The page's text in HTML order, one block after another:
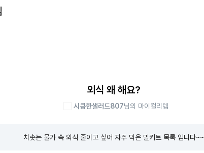
외식 왜 해요?
시큼한샐러드807님의 마이컬리템
치솟는 물가 속 외식 줄이고 싶어 자주 먹은 밀키트 목록 입니다~~